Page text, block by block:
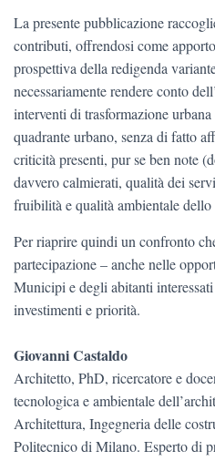
La presente pubblicazione
contributi, offrendosi come
prospettiva della redigenda
necessariamente rendere conto
interventi di trasformazione
quadrante urbano, senza di fatto
criticità presenti, pur se ben note
davvero calmierati, qualità dei
fruibilità e qualità ambientale
Per riaprire quindi un confronto
partecipazione – anche nelle
Municipi e degli abitanti
investimenti e priorità.
Giovanni Castaldo
Architetto, PhD, ricercatore e
tecnologica e ambientale
Architettura, Ingegneria delle
Politecnico di Milano. Esperto di